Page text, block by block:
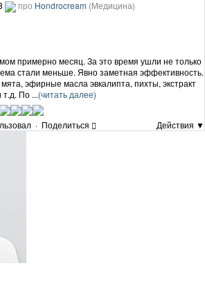
про Hondrocream (Медицина)
примерно месяц. За это время ушли не только
стали меньше. Явно заметная эффективность.
эфирные масла эвкалипта, пихты, экстракт
т.д. По ...(читать далее)
· Поделиться Действия ▼